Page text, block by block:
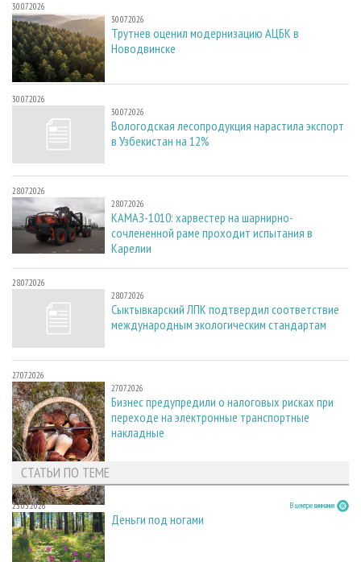
30.07.2026
30.07.2026
Трутнев оценил модернизацию АЦБК в
Новодвинске
30.07.2026
30.07.2026
Вологодская лесопродукция нарастила экспорт
в Узбекистан на 12%
28.07.2026
28.07.2026
КАМАЗ-1010: харвестер на шарнирно-
сочлененной раме проходит испытания в
Карелии
28.07.2026
28.07.2026
Сыктывкарский ЛПК подтвердил соответствие
международным экологическим стандартам
27.07.2026
27.07.2026
Бизнес предупредили о налоговых рисках при
переходе на электронные транспортные
накладные
СТАТЬИ ПО ТЕМЕ
23.03.2026 В центре внимания
Деньги под ногами